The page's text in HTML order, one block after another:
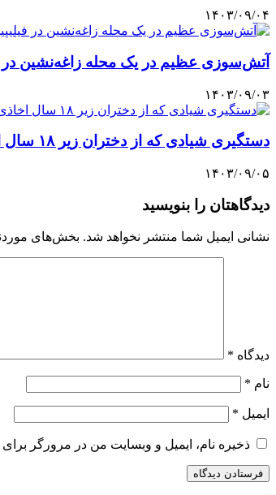
۱۴۰۳/۰۹/۰۴
آتش‌سوزی عظیم در یک محله زاغه‌نشین در
۱۴۰۳/۰۹/۰۳
دستگیری شیادی که از دختران زیر ۱۸ سال اخاذی می‌کرد
۱۴۰۳/۰۹/۰۵
دیدگاهتان را بنویسید
نشانی ایمیل شما منتشر نخواهد شد. بخش‌های
دیدگاه *
نام *
ایمیل *
ذخیره نام، ایمیل و وبسایت من در مرورگر